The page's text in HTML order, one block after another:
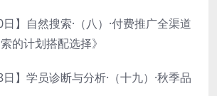
日】自然搜索·（八）·付费推广全渠道
的计划搭配选择》
日】学员诊断与分析·（十九）·秋季品